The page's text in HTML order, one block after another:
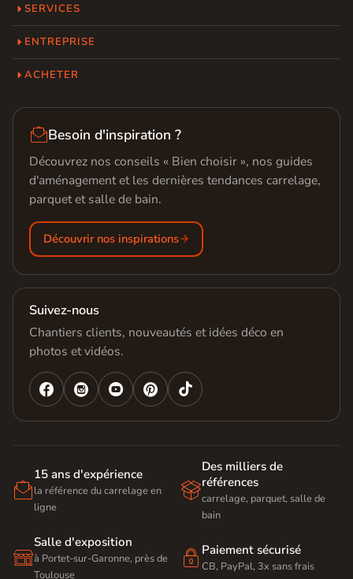
SERVICES
ENTREPRISE
ACHETER
Besoin d'inspiration ?
Découvrez nos conseils « Bien choisir », nos guides
d'aménagement et les dernières tendances carrelage,
parquet et salle de bain.
Découvrir nos inspirations
Suivez-nous
Chantiers clients, nouveautés et idées déco en
photos et vidéos.
   

15 ans d'expérience
la référence du carrelage en
ligne

Des milliers de
références
carrelage, parquet, salle de
bain

Salle d'exposition
à Portet-sur-Garonne, près de
Toulouse
 Paiement sécurisé
CB, PayPal, 3x sans frais